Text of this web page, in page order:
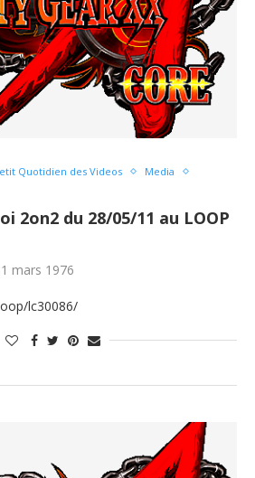
Quotidien des Videos
Media
2on2 du 28/05/11 au LOOP
mars 1976
lc30086/